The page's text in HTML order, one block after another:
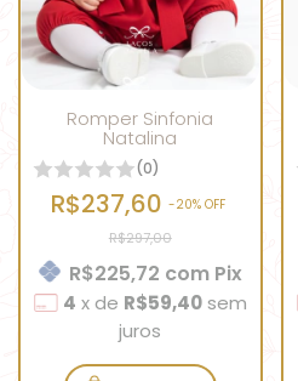
Romper Sinfonia
Natalina
(0)
R$237,60 -20% OFF
R$297,00
R$225,72 com Pix
4 x de R$59,40 sem
juros